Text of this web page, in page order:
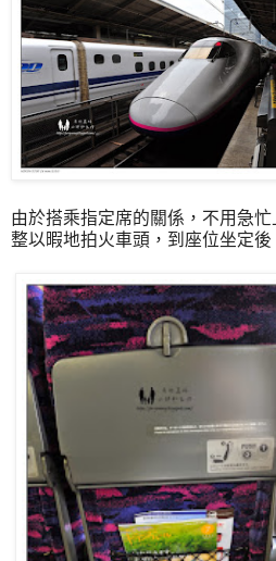
由於搭乘指定席的關係，不用急
整以暇地拍火車頭，到座位坐定後